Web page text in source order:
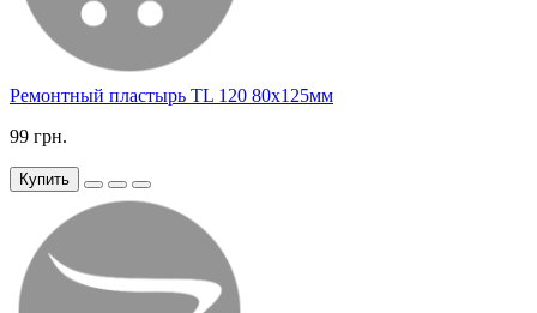
Ремонтный пластырь TL 120 80х125мм
99 грн.
Купить